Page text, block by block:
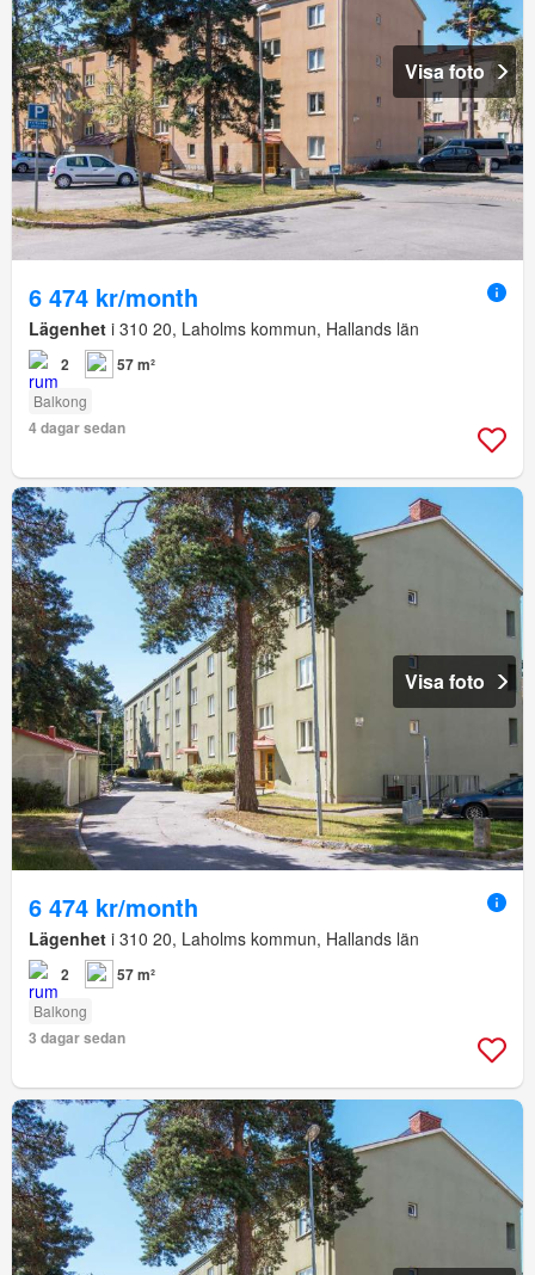
Visa foto
6 474 kr/month
Lägenhet i 310 20, Laholms kommun, Hallands län
2 57 m²
Balkong
4 dagar sedan
Visa foto
6 474 kr/month
Lägenhet i 310 20, Laholms kommun, Hallands län
2 57 m²
Balkong
3 dagar sedan